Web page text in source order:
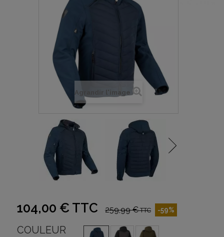
Agrandir l'image
104,00 € TTC 259,99 €TTC -59%
COULEUR